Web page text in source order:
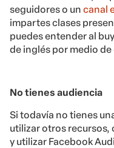
seguidores o un canal
impartes clases
puedes entender al
de inglés por medio de
No tienes audiencia
Si todavía no tienes
utilizar otros recursos,
y utilizar Facebook